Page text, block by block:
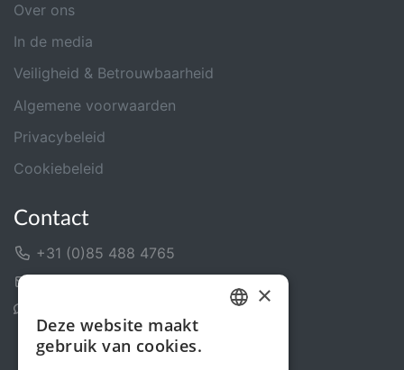
Over ons
In de media
Veiligheid & Betrouwbaarheid
Algemene voorwaarden
Privacybeleid
Cookiebeleid
Contact
+31 (0)85 488 4765
×
Deze website maakt
gebruik van cookies.